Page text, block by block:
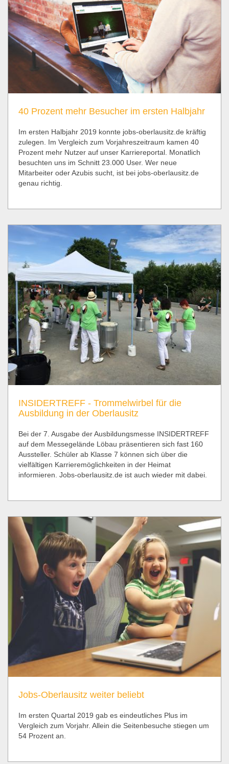
40 Prozent mehr Besucher im ersten Halbjahr
Im ersten Halbjahr 2019 konnte jobs-oberlausitz.de kräftig
zulegen. Im Vergleich zum Vorjahreszeitraum kamen 40
Prozent mehr Nutzer auf unser Karriereportal. Monatlich
besuchten uns im Schnitt 23.000 User. Wer neue
Mitarbeiter oder Azubis sucht, ist bei jobs-oberlausitz.de
genau richtig.
INSIDERTREFF - Trommelwirbel für die
Ausbildung in der Oberlausitz
Bei der 7. Ausgabe der Ausbildungsmesse INSIDERTREFF
auf dem Messegelände Löbau präsentieren sich fast 160
Aussteller. Schüler ab Klasse 7 können sich über die
vielfältigen Karrieremöglichkeiten in der Heimat
informieren. Jobs-oberlausitz.de ist auch wieder mit dabei.
Jobs-Oberlausitz weiter beliebt
Im ersten Quartal 2019 gab es eindeutliches Plus im
Vergleich zum Vorjahr. Allein die Seitenbesuche stiegen um
54 Prozent an.